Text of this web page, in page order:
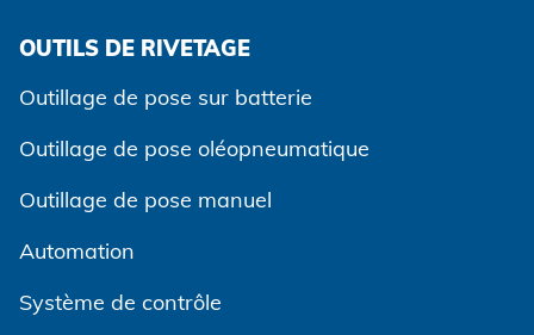
OUTILS DE RIVETAGE
Outillage de pose sur batterie
Outillage de pose oléopneumatique
Outillage de pose manuel
Automation
Système de contrôle